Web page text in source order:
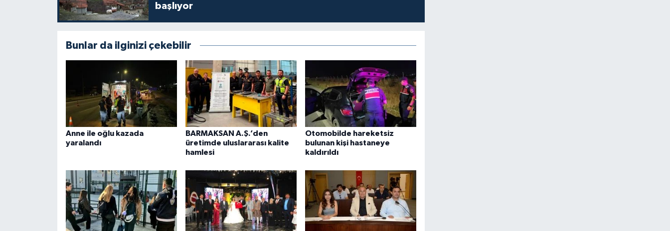
başlıyor
Bunlar da ilginizi çekebilir
Anne ile oğlu kazada
yaralandı
BARMAKSAN A.Ş.’den
üretimde uluslararası kalite
hamlesi
Otomobilde hareketsiz
bulunan kişi hastaneye
kaldırıldı